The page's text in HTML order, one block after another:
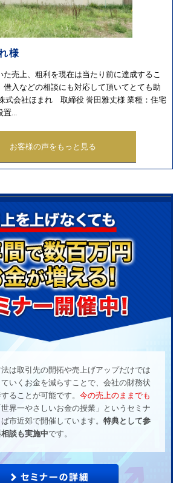
様
た売上、粗利を現在は当たり前に達成するこ
借入などの相談にも対応して頂いてとても助
式会社ほまれ 取締役 誉田雅丈様 業種：住宅
...
お客様の声をもっと見る
は取引先の開拓や売上げアップだけでは
いくお金を減らすことで、会社の財務状
ることが可能です。 今の売上のままでも
世界一やさしいお金の授業」というセミナ
市近郊で開催しています。 特典として参
談も実施中です。